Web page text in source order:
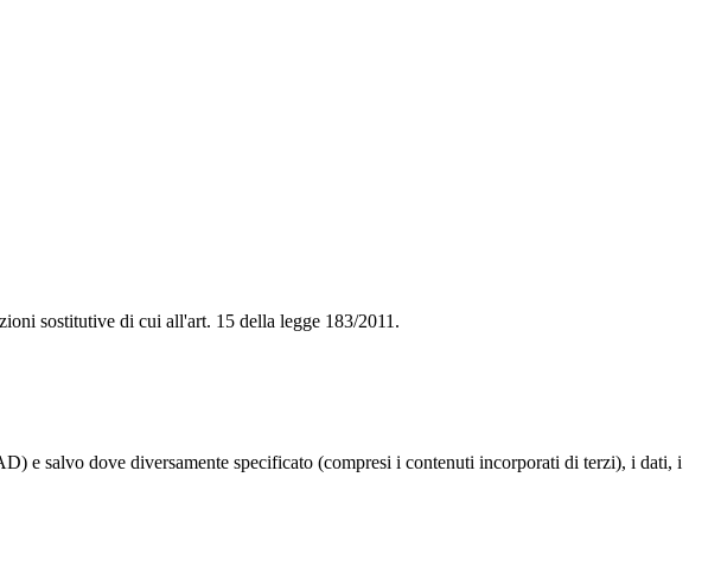
sostitutive di cui all'art. 15 della legge 183/2011.
e salvo dove diversamente specificato (compresi i contenuti incorporati di terzi), i dati, i